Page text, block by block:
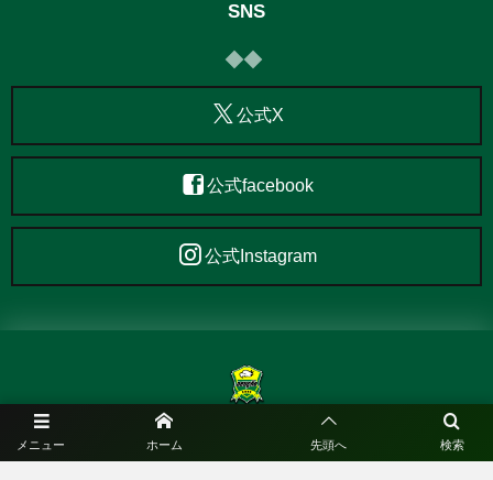
メニュー 検索
ホーム 先頭へ
SNS
公式X
公式facebook
公式Instagram